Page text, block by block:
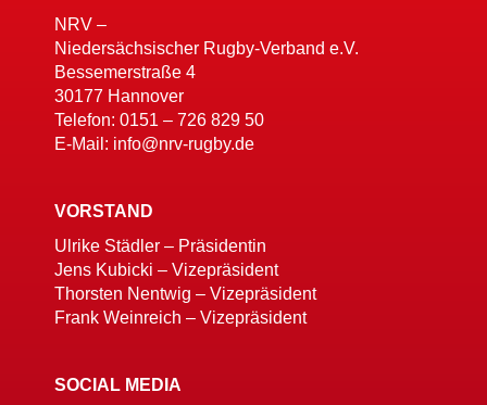
NRV –
Niedersächsischer Rugby-Verband e.V.
Bessemerstraße 4
30177 Hannover
Telefon: 0151 – 726 829 50
E-Mail: info@nrv-rugby.de
VORSTAND
Ulrike Städler – Präsidentin
Jens Kubicki – Vizepräsident
Thorsten Nentwig – Vizepräsident
Frank Weinreich – Vizepräsident
SOCIAL MEDIA